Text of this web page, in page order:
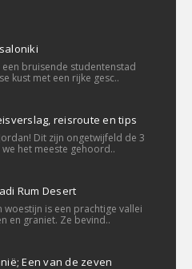
een bruisende studentenstad
kust met een rijke gesc..
reisroute en tips
Dit zijn ongetwijfeld de 3
het meeste gehoord..
Rum Desert
woestijn is een prachtige vallei
en graniet. Ze bevind..
Een van de zeven